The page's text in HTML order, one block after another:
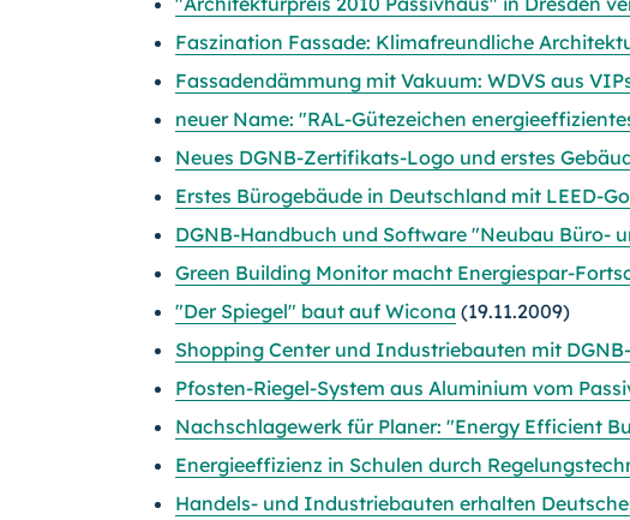
Faszination Fassade: Klimafreundliche
Fassadendämmung mit Vakuum: WDVS aus
neuer Name: "RAL-Gütezeichen
Neues DGNB-Zertifikats-Logo und erstes
Erstes Bürogebäude in Deutschland mit LEED-
DGNB-Handbuch und Software "Neubau Büro-
Green Building Monitor macht Energiespar-
"Der Spiegel" baut auf Wicona (19.11.2009)
Shopping Center und Industriebauten mit
Pfosten-Riegel-System aus Aluminium vom
Nachschlagewerk für Planer: "Energy Efficient
Energieeffizienz in Schulen durch
Handels- und Industriebauten erhalten